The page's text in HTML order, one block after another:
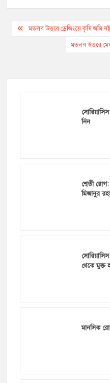
Post
navigation
মতলব উত্তরে ড্রেজিংয়ে কৃষি জমি
মতলব উত্তরে
নিন
শ্বেতী
মিজানুর
থেকে মুক্ত
মানসিক